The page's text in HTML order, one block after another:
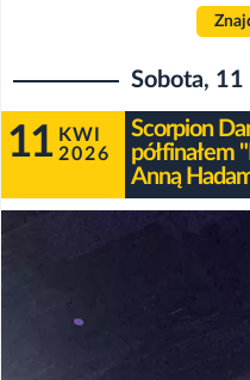
Sobota,
11 KWI
2026
Scorpion
półfinałem
Anną